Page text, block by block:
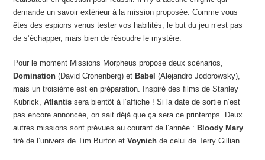
demande un savoir extérieur à la mission proposée. Comme vous
êtes des espions venus tester vos habilités, le but du jeu n’est pas
de s’échapper, mais bien de résoudre le mystère.
Pour le moment Missions Morpheus propose deux scénarios,
Domination (David Cronenberg) etBabel (Alejandro Jodorowsky),
mais un troisième est en préparation. Inspiré des films de Stanley
Kubrick,Atlantis sera bientôt à l’affiche ! Si la date de sortie n’est
pas encore annoncée, on sait déjà que ça sera ce printemps. Deux
autres missions sont prévues au courant de l’année :Bloody Mary
tiré de l’univers de Tim Burton etVoynich de celui de Terry Gillian.